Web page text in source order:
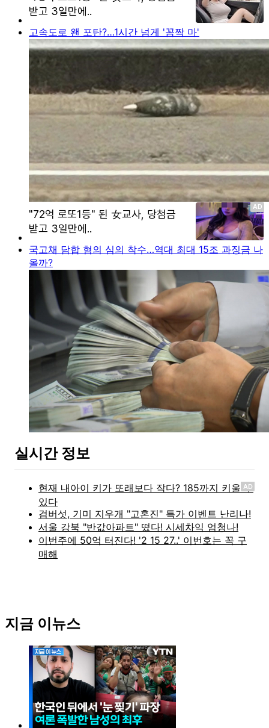
고속도로 왠 포탄?…1시간 넘게 '꼼짝 마'
국고채 담합 혐의 심의 착수…역대 최대 15조 과징금 나
올까?
실시간 정보
AD
지금 이뉴스